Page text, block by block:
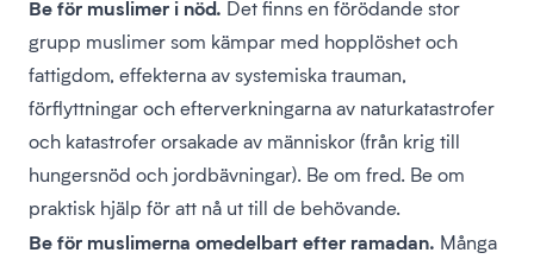
Be för muslimer i nöd. Det finns en förödande stor
grupp muslimer som kämpar med hopplöshet och
fattigdom, effekterna av systemiska trauman,
förflyttningar och efterverkningarna av naturkatastrofer
och katastrofer orsakade av människor (från krig till
hungersnöd och jordbävningar). Be om fred. Be om
praktisk hjälp för att nå ut till de behövande.
Be för muslimerna omedelbart efter ramadan. Många